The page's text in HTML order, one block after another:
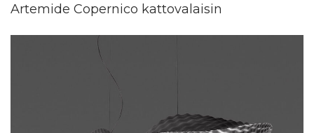
Artemide Copernico kattovalaisin